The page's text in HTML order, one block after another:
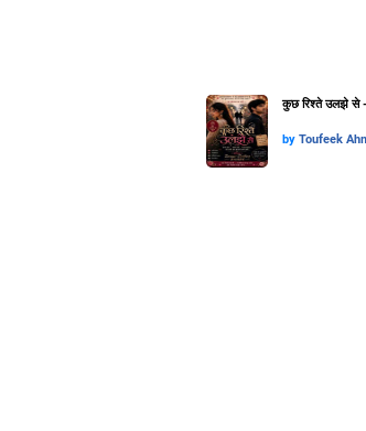
कुछ रिश्ते उलझे से
by Toufeek